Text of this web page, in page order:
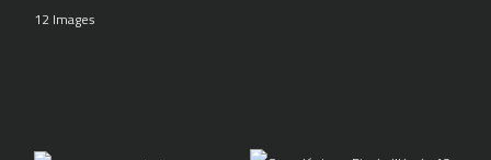
12 Images